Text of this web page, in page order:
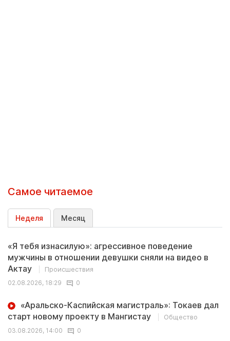
Самое читаемое
Неделя Месяц
«Я тебя изнасилую»: агрессивное поведение
мужчины в отношении девушки сняли на видео в
Актау
Происшествия
02.08.2026, 18:29
0
«Аральско-Каспийская магистраль»: Токаев дал
старт новому проекту в Мангистау
Общество
03.08.2026, 14:00
0